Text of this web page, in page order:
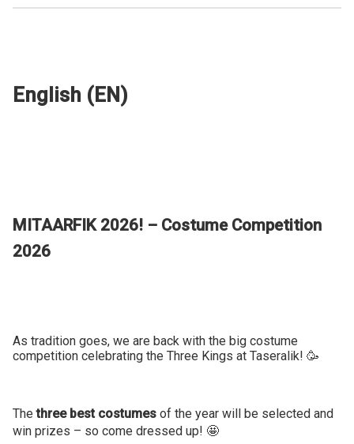
English (EN)
MITAARFIK 2026! – Costume Competition
2026
As tradition goes, we are back with the big costume
competition celebrating the Three Kings at Taseralik! 🥳
Thethree best costumes of the year will be selected and
win prizes – so come dressed up! 🤩